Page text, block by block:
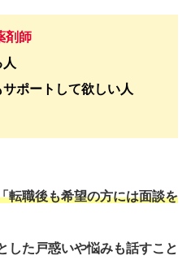
剤師
ポートして欲しい人
転職後も希望の方には面談を
した戸惑いや悩みも話すこと